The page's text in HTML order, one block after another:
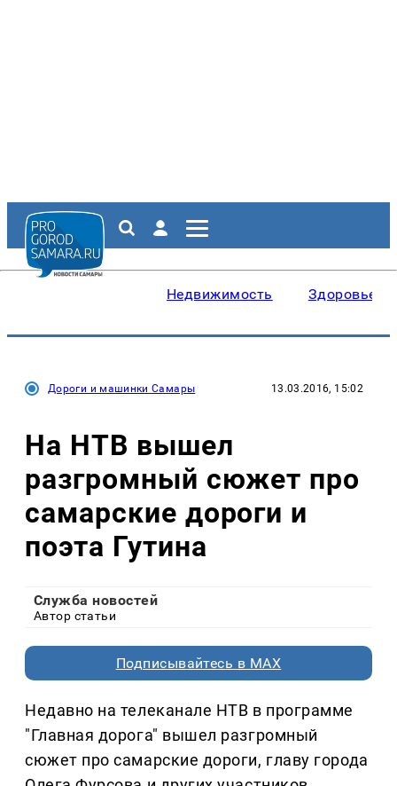
Недвижимость Здоровье
Дороги и машинки Самары 13.03.2016, 15:02
На НТВ вышел
разгромный сюжет про
самарские дороги и
поэта Гутина
Служба новостей
Автор статьи
Подписывайтесь в MAX
Недавно на телеканале НТВ в программе
"Главная дорога" вышел разгромный
сюжет про самарские дороги, главу города